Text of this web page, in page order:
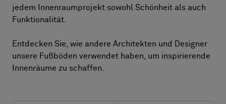
Stories
jedem Innenraumprojekt sowohl Schönheit als auch
Funktionalität.
Entdecken Sie, wie andere Architekten und Designer
unsere Fußböden verwendet haben, um inspirierende
Innenräume zu schaffen.